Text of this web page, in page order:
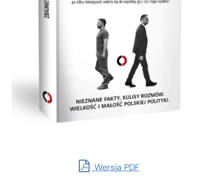
Wersja PDF